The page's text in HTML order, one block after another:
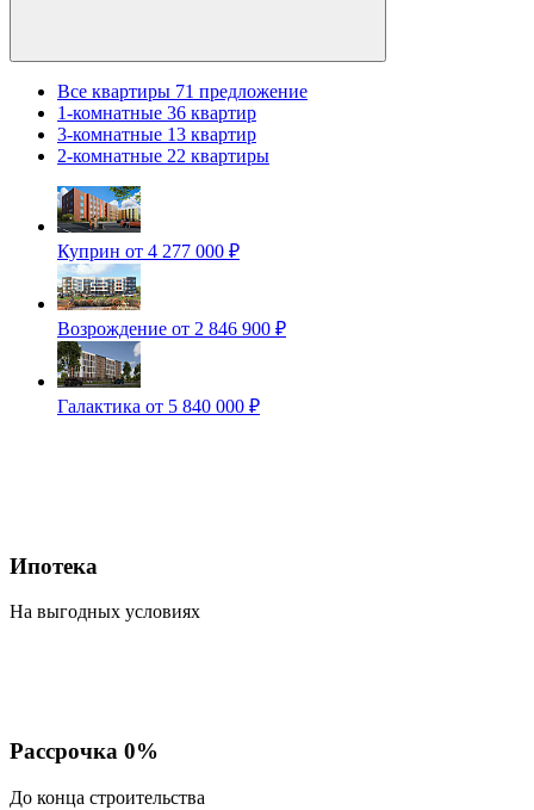
Все квартиры 71 предложение
1-комнатные 36 квартир
3-комнатные 13 квартир
2-комнатные 22 квартиры
Куприн от 4 277 000 ₽
Возрождение от 2 846 900 ₽
Галактика от 5 840 000 ₽
Ипотека
На выгодных условиях
Рассрочка 0%
До конца строительства